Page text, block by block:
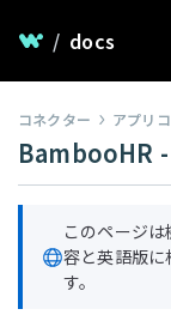
/ docs
コネクター アプリ
BambooHR -
このページ
容と英語版に
す。